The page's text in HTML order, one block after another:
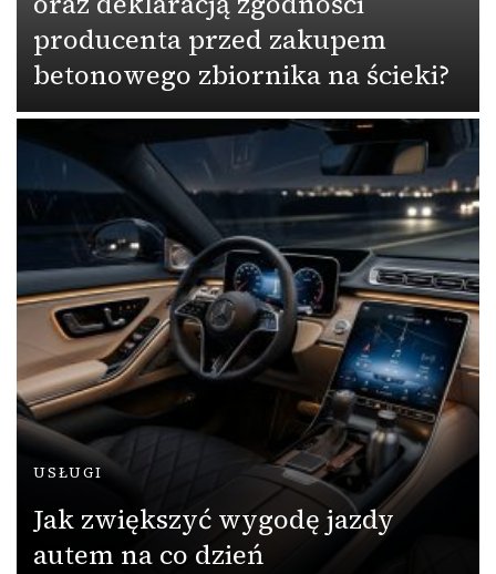
producenta przed zakupem
betonowego zbiornika na ścieki?
USŁUGI
Jak zwiększyć wygodę jazdy
autem na co dzień